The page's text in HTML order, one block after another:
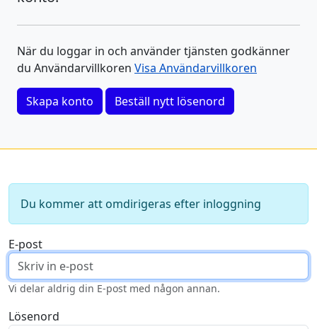
När du loggar in och använder tjänsten godkänner
du Användarvillkoren Visa Användarvillkoren
Skapa konto Beställ nytt lösenord
Du kommer att omdirigeras efter inloggning
E-post
Vi delar aldrig din E-post med någon annan.
Lösenord